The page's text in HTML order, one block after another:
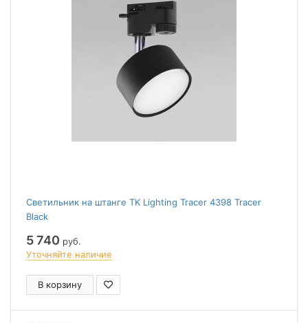
Светильник на штанге TK Lighting Tracer 4398 Tracer
Black
5 740 руб.
Уточняйте наличие
В корзину